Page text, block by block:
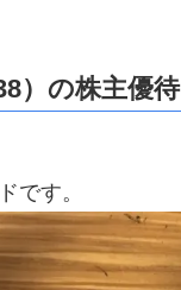
）の株主優待
です。